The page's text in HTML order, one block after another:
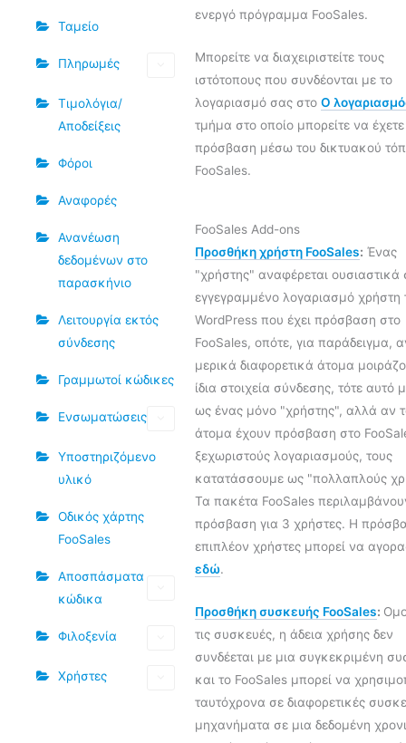
Ταμείο
Πληρωμές
Τιμολόγια/
Αποδείξεις
Φόροι
Αναφορές
Ανανέωση
δεδομένων στο
παρασκήνιο
Λειτουργία εκτός
σύνδεσης
Γραμμωτοί κώδικες
Ενσωματώσεις
Υποστηριζόμενο
υλικό
Οδικός χάρτης
FooSales
Αποσπάσματα
κώδικα
Φιλοξενία
Χρήστες
ενεργό πρόγραμμα FooSales.
Μπορείτε να διαχειριστείτε τους
ιστότοπους που συνδέονται με το
λογαριασμό σας στο Ο
τμήμα στο οποίο μπορείτε να έχετε
πρόσβαση μέσω του δικτυακού
FooSales.
FooSales Add-ons
Προσθήκη χρήστη FooSales: Ένας
"χρήστης" αναφέρεται ουσιαστικά
εγγεγραμμένο λογαριασμό χρήστη
WordPress που έχει πρόσβαση στο
FooSales, οπότε, για παράδειγμα,
μερικά διαφορετικά άτομα
ίδια στοιχεία σύνδεσης, τότε αυτό
ως ένας μόνο "χρήστης", αλλά αν
άτομα έχουν πρόσβαση στο
ξεχωριστούς λογαριασμούς, τους
κατατάσσουμε ως "πολλαπλούς
Τα πακέτα FooSales
πρόσβαση για 3 χρήστες. Η
επιπλέον χρήστες μπορεί να
εδώ.
Προσθήκη συσκευής FooSales:
τις συσκευές, η άδεια χρήσης δεν
συνδέεται με μια συγκεκριμένη
και το FooSales μπορεί να
ταυτόχρονα σε διαφορετικές
μηχανήματα σε μια δεδομένη